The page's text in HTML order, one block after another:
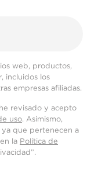
web, productos,
incluidos los
empresas afiliadas.
revisado y acepto
uso. Asimismo,
que pertenecen a
la Política de